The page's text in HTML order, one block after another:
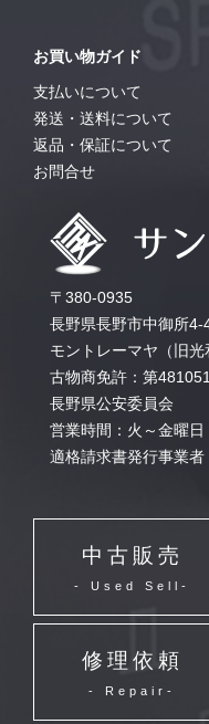
お買い物ガイド
支払いについて
発送・送料について
返品・保証について
お問合せ
〒380-0935
長野県長野市中御所4-
モントレーマヤ（旧光
古物商免許：第
長野県公安委員会
営業時間：火～金曜
適格請求書発行事業者
中古販売
- Used Sell-
修理依頼
- Repair-